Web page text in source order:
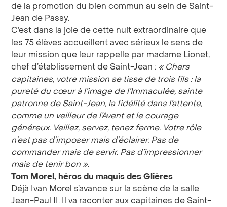
de la promotion du bien commun au sein de Saint-
Jean de Passy.
C’est dans la joie de cette nuit extraordinaire que
les 75 élèves accueillent avec sérieux le sens de
leur mission que leur rappelle par madame Lionet,
chef d’établissement de Saint-Jean : «Chers
capitaines, votre mission se tisse de trois fils: la
pureté du cœur à l’image de l’Immaculée, sainte
patronne de Saint-Jean, la fidélité dans l’attente,
comme un veilleur de l’Avent et le courage
généreux. Veillez, servez, tenez ferme. Votre rôle
n’est pas d’imposer mais d’éclairer. Pas de
commander mais de servir. Pas d’impressionner
mais de tenir bon ».
Tom Morel, héros du maquis des Glières
Déjà Ivan Morel s’avance sur la scène de la salle
Jean-Paul II. Il va raconter aux capitaines de Saint-